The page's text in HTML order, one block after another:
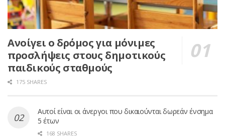
Ανοίγει ο δρόμος για μόνιμες
προσλήψεις στους δημοτικούς
παιδικούς σταθμούς
175 SHARES
Αυτοί είναι οι άνεργοι που δικαιούνται δωρεάν ένσημα
5 έτων
168 SHARES